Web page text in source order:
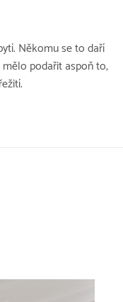
Někomu se to daří
podařit aspoň to,